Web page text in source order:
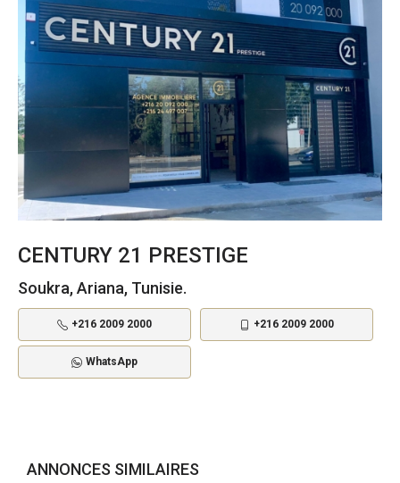
CENTURY 21 PRESTIGE
Soukra, Ariana, Tunisie.
+216 2009 2000 +216 2009 2000
WhatsApp
ANNONCES SIMILAIRES